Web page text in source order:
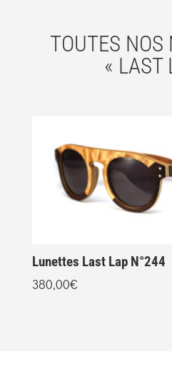
TOUTES NOS
« LAST
Lunettes Last Lap N°244
380,00€